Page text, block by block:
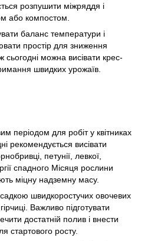
розпушити міжряддя і
або компостом.
баланс температури і
простір для зниження
сьогодні можна висівати крес-
швидких урожаїв.
періодом для робіт у квітниках
рекомендується висівати
петунії, левкої,
спадного Місяця рослини
міцну надземну масу.
швидкоростучих овочевих
Важливо підготувати
достатній полив і внести
стартового росту.